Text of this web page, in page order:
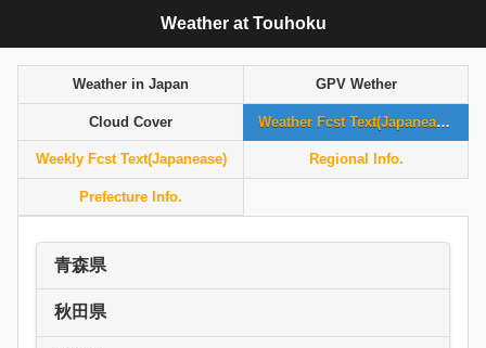
Weather at Touhoku
Weather in Japan GPV Wether
Cloud Cover Weather Fcst Text(Japanease)
Weekly Fcst Text(Japanease) Regional Info.
Prefecture Info.
青森県
秋田県